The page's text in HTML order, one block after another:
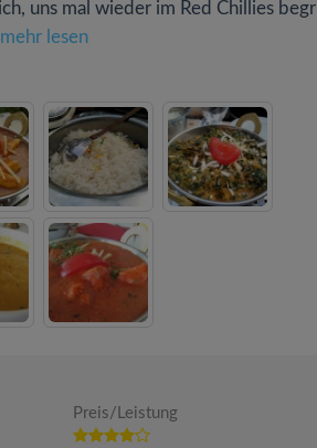
uns mal wieder im Red Chillies
mehr lesen
Preis/Leistung